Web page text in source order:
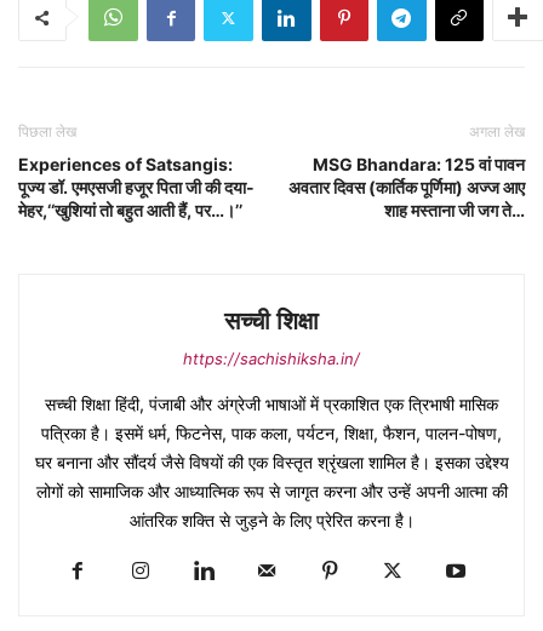
पिछला लेख
Experiences of Satsangis:
पूज्य डॉ. एमएसजी हजूर पिता जी की दया-
मेहर,‘‘खुशियां तो बहुत आती हैं, पर…।’’
अगला लेख
MSG Bhandara: 125 वां पावन
अवतार दिवस (कार्तिक पूर्णिमा) अज्ज आए
शाह मस्ताना जी जग ते…
सच्ची शिक्षा
https://sachishiksha.in/
सच्ची शिक्षा हिंदी, पंजाबी और अंग्रेजी भाषाओं में प्रकाशित एक त्रिभाषी मासिक
पत्रिका है। इसमें धर्म, फिटनेस, पाक कला, पर्यटन, शिक्षा, फैशन, पालन-पोषण,
घर बनाना और सौंदर्य जैसे विषयों की एक विस्तृत श्रृंखला शामिल है। इसका उद्देश्य
लोगों को सामाजिक और आध्यात्मिक रूप से जागृत करना और उन्हें अपनी आत्मा की
आंतरिक शक्ति से जुड़ने के लिए प्रेरित करना है।